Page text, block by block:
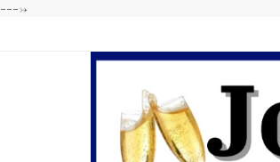
---->